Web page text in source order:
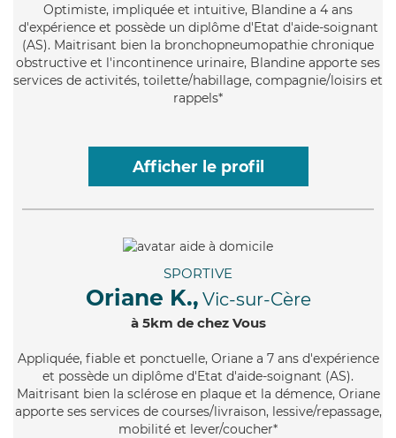
Optimiste, impliquée et intuitive, Blandine a 4 ans
d'expérience et possède un diplôme d'Etat d'aide-soignant
(AS). Maitrisant bien la bronchopneumopathie chronique
obstructive et l'incontinence urinaire, Blandine apporte ses
services de activités, toilette/habillage, compagnie/loisirs et
rappels*
Afficher le profil
SPORTIVE
Oriane K., Vic-sur-Cère
à 5km de chez Vous
Appliquée, fiable et ponctuelle, Oriane a 7 ans d'expérience
et possède un diplôme d'Etat d'aide-soignant (AS).
Maitrisant bien la sclérose en plaque et la démence, Oriane
apporte ses services de courses/livraison, lessive/repassage,
mobilité et lever/coucher*